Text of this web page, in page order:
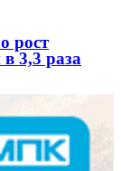
рост
3,3 раза